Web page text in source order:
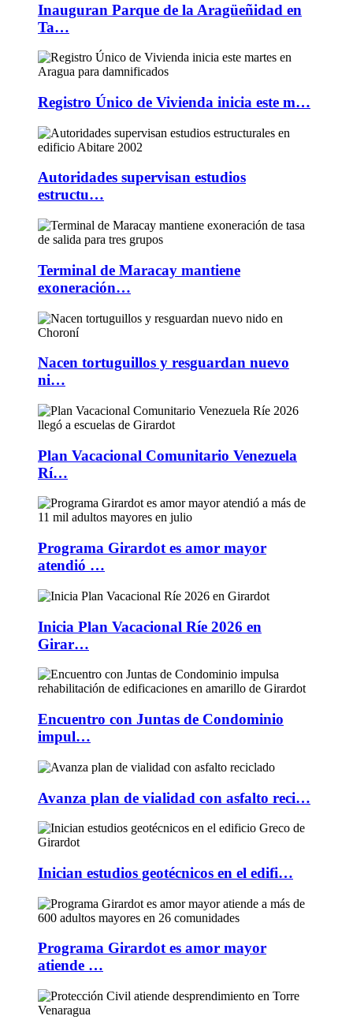
Inauguran Parque de la Aragüeñidad en
Ta…
Registro Único de Vivienda inicia este m…
Autoridades supervisan estudios
estructu…
Terminal de Maracay mantiene
exoneración…
Nacen tortuguillos y resguardan nuevo
ni…
Plan Vacacional Comunitario Venezuela
Rí…
Programa Girardot es amor mayor
atendió …
Inicia Plan Vacacional Ríe 2026 en
Girar…
Encuentro con Juntas de Condominio
impul…
Avanza plan de vialidad con asfalto reci…
Inician estudios geotécnicos en el edifi…
Programa Girardot es amor mayor
atiende …